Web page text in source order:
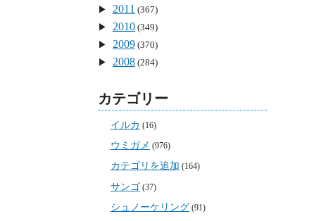
2011 (367)
2010(349)
2009(370)
2008(284)
カテゴリー
イルカ (16)
ウミガメ (976)
カテゴリを追加 (164)
サンゴ(37)
シュノーケリング(91)